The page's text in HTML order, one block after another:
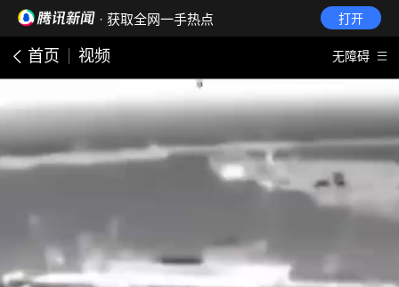
· 获取全网一手热点 打开
首页 视频 无障碍